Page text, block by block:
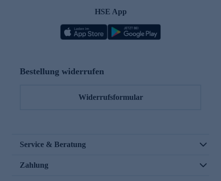
HSE App
Bestellung widerrufen
Widerrufsformular
Service & Beratung
Zahlung